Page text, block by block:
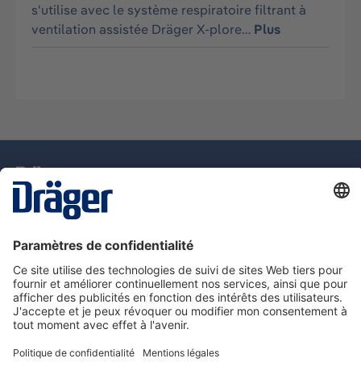
s'utilise avec le système respiratoire filtrant à
ventilation assistée Dräger X-plore… Plus
pour la vie
Assistance téléphonique
A propos de Dräger
Information